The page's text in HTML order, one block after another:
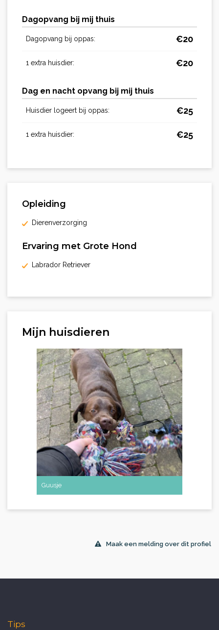
Dagopvang bij mij thuis
Dagopvang bij oppas: €20
1 extra huisdier: €20
Dag en nacht opvang bij mij thuis
Huisdier logeert bij oppas: €25
1 extra huisdier: €25
Opleiding
Dierenverzorging
Ervaring met Grote Hond
Labrador Retriever
Mijn huisdieren
Guusje
Maak een melding over dit profiel
Tips